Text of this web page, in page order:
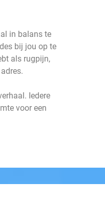
in balans te
bij jou op te
als rugpijn,
Iedere
voor een